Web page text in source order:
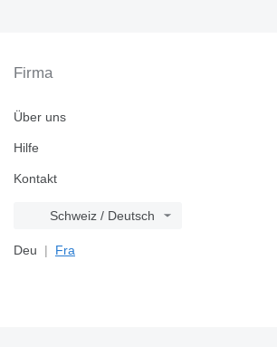
Firma
Über uns
Hilfe
Kontakt
Schweiz / Deutsch
Deu Fra